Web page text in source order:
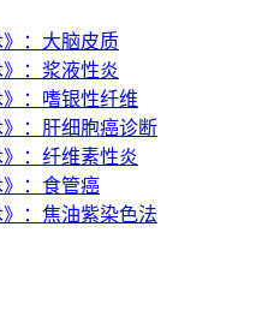
：大脑皮质
：浆液性炎
：嗜银性纤维
：肝细胞癌诊断
：纤维素性炎
：食管癌
：焦油紫染色法